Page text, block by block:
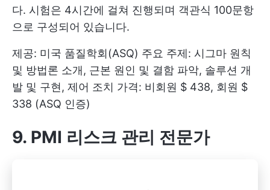
다. 시험은 4시간에 걸쳐 진행되며 객관식 100문항
으로 구성되어 있습니다.
제공: 미국 품질학회(ASQ) 주요 주제: 시그마 원칙
및 방법론 소개, 근본 원인 및 결함 파악, 솔루션 개
발 및 구현, 제어 조치 가격: 비회원 $ 438, 회원 $
338 (ASQ 인증)
9. PMI 리스크 관리 전문가